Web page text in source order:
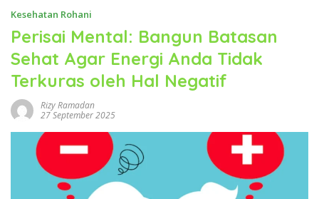
Kesehatan Rohani
Perisai Mental: Bangun Batasan
Sehat Agar Energi Anda Tidak
Terkuras oleh Hal Negatif
Rizy Ramadan
27 September 2025